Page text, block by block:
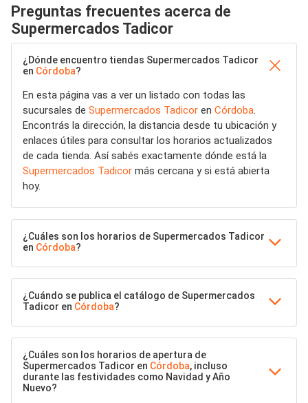
Preguntas frecuentes acerca de
Supermercados Tadicor
¿Dónde encuentro tiendas Supermercados Tadicor
en Córdoba?
En esta página vas a ver un listado con todas las
sucursales de Supermercados Tadicor en Córdoba.
Encontrás la dirección, la distancia desde tu ubicación y
enlaces útiles para consultar los horarios actualizados
de cada tienda. Así sabés exactamente dónde está la
Supermercados Tadicor más cercana y si está abierta
hoy.
¿Cuáles son los horarios de Supermercados Tadicor
en Córdoba?
¿Cuándo se publica el catálogo de Supermercados
Tadicor en Córdoba?
¿Cuáles son los horarios de apertura de
Supermercados Tadicor en Córdoba, incluso
durante las festividades como Navidad y Año
Nuevo?